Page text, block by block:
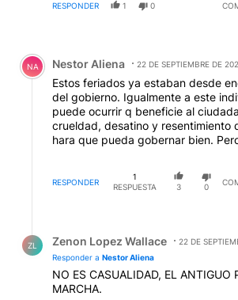
RESPONDER 1 0
Comentario de Nestor Aliena.
NA Nestor Aliena 22 DE SEPTIEMBRE DE
Estos feriados ya estaban desde
del gobierno. Igualmente a este
puede ocurrir q beneficie al
crueldad, desatino y resentimiento
hara que pueda gobernar bien.
los oligarcas o extranjeros de
malas cualidades. Es cortes,
Patria. Increible como pudimos
RESPONDER
1
RESPUESTA
3 0
ZL Zenon Lopez Wallace
22 DE
Responder a Nestor Aliena
NO ES CASUALIDAD, EL ANTIGUO
MARCHA.